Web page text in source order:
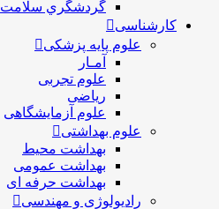
گردشگري سلامت
کارشناسی
علوم پایه پزشکی
آمـار
علوم تجربی
ریاضی
علوم آزمایشگاهی
علوم بهداشتی
بهداشت محیط
بهداشت عمومی
بهداشت حرفه ای
رادیولوژی و مهندسی